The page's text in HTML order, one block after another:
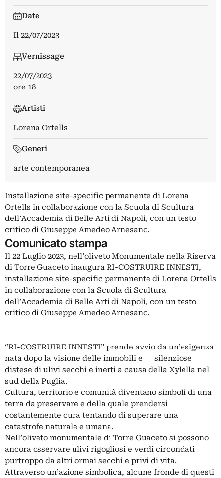
Date
Il 22/07/2023
Vernissage
22/07/2023
ore 18
Artisti
Lorena Ortells
Generi
arte contemporanea
Installazione site-specific permanente di Lorena
Ortells in collaborazione con la Scuola di Scultura
dell’Accademia di Belle Arti di Napoli, con un testo
critico di Giuseppe Amedeo Arnesano.
Comunicato stampa
Il 22 Luglio 2023, nell’oliveto Monumentale nella Riserva
di Torre Guaceto inaugura RI-COSTRUIRE INNESTI,
installazione site-specific permanente di Lorena Ortells
in collaborazione con la Scuola di Scultura
dell’Accademia di Belle Arti di Napoli, con un testo
critico di Giuseppe Amedeo Arnesano.
“RI-COSTRUIRE INNESTI” prende avvio da un’esigenza
nata dopo la visione delle immobili e silenziose
distese di ulivi secchi e inerti a causa della Xylella nel
sud della Puglia.
Cultura, territorio e comunità diventano simboli di una
terra da preservare e della quale prendersi
costantemente cura tentando di superare una
catastrofe naturale e umana.
Nell’oliveto monumentale di Torre Guaceto si possono
ancora osservare ulivi rigogliosi e verdi circondati
purtroppo da altri ormai secchi e privi di vita.
Attraverso un’azione simbolica, alcune fronde di questi